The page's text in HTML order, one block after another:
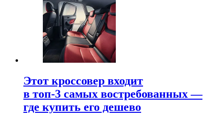
Этот кроссовер входит
в топ-3 самых востребованных —
где купить его дешево